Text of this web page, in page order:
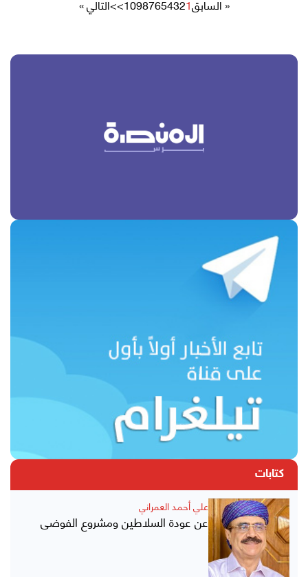
« السابق1
2
3
4
5
6
7
8
9
10
>>التالي »
كتابات
علي أحمد العمراني
عن عودة السلاطين ومشروع الفوضى